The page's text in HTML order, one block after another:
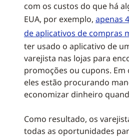
com os custos do que há
EUA, por exemplo, apenas
de aplicativos de compras
ter usado o aplicativo de
varejista nas lojas para
promoções ou cupons. Em
eles estão procurando
economizar dinheiro
Como resultado, os
todas as oportunidades